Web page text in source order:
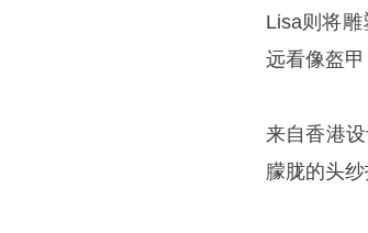
Lisa则将雕
远看像盔甲
来自香港
朦胧的头